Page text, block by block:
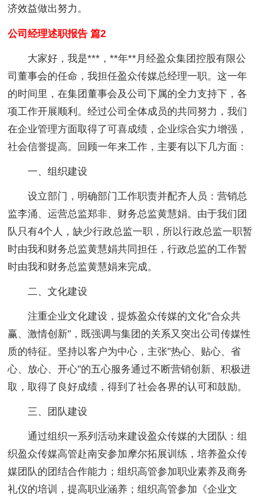
济效益做出努力。
公司经理述职报告 篇2
大家好，我是***，**年**月经盈众集团控股有限公
司董事会的任命，我担任盈众传媒总经理一职。这一年
的时间里，在集团董事会及公司下属的全力支持下，各
项工作开展顺利。经过公司全体成员的共同努力，我们
在企业管理方面取得了可喜成绩，企业综合实力增强，
社会信誉提高。回顾一年来工作，主要有以下几方面：
一、组织建设
设立部门，明确部门工作职责并配齐人员：营销总
监李涌、运营总监郑非、财务总监黄慧娟。由于我们团
队只有4个人，缺少行政总监一职，所以行政总监一职暂
时由我和财务总监黄慧娟共同担任，行政总监的工作暂
时由我和财务总监黄慧娟来完成。
二、文化建设
注重企业文化建设，提炼盈众传媒的文化"合众共
赢、激情创新"，既强调与集团的关系又突出公司传媒性
质的特征。坚持以客户为中心，主张"热心、贴心、省
心、放心、开心"的五心服务通过不断营销创新、积极进
取，取得了良好成绩，得到了社会各界的认可和鼓励。
三、团队建设
通过组织一系列活动来建设盈众传媒的大团队：组
织盈众传媒高管赴南安参加摩尔拓展训练，培养盈众传
媒团队的团结合作能力；组织高管参加职业素养及商务
礼仪的培训，提高职业涵养；组织高管参加《企业文